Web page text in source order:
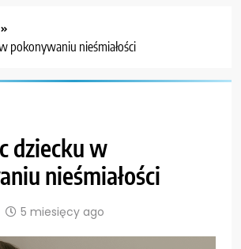
pokonywaniu nieśmiałości
dziecku w
nieśmiałości
5 miesięcy ago